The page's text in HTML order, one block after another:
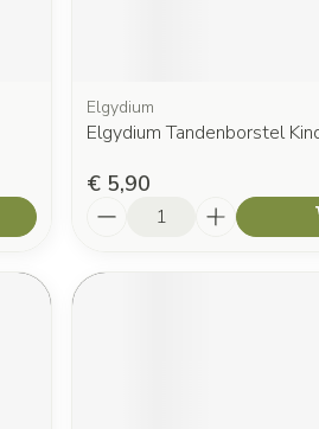
Elgydium
Elgydium Tandenborstel
€ 5,90